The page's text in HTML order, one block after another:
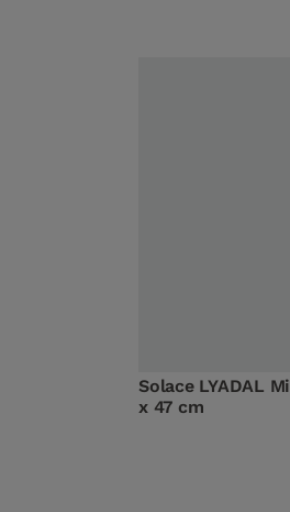
Solace LYADAL
x 47 cm